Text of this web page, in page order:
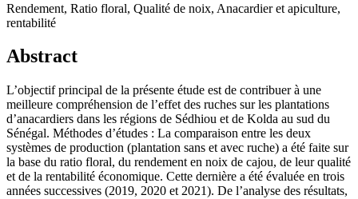
Rendement, Ratio floral, Qualité de noix, Anacardier et apiculture,
rentabilité
Abstract
L’objectif principal de la présente étude est de contribuer à une
meilleure compréhension de l’effet des ruches sur les plantations
d’anacardiers dans les régions de Sédhiou et de Kolda au sud du
Sénégal. Méthodes d’études : La comparaison entre les deux
systèmes de production (plantation sans et avec ruche) a été faite sur
la base du ratio floral, du rendement en noix de cajou, de leur qualité
et de la rentabilité économique. Cette dernière a été évaluée en trois
années successives (2019, 2020 et 2021). De l’analyse des résultats,